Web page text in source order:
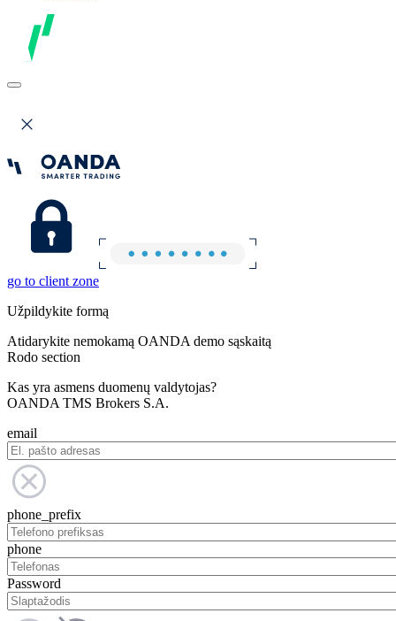
go to client zone
Užpildykite formą
Atidarykite nemokamą OANDA demo sąskaitą
Rodo section
Kas yra asmens duomenų valdytojas?
OANDA TMS Brokers S.A.
email
phone_prefix
phone
Password